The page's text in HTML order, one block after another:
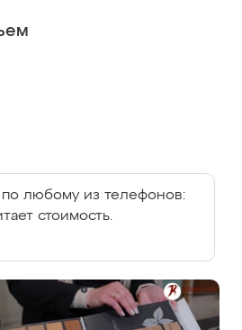
любому из телефонов:
стоимость.